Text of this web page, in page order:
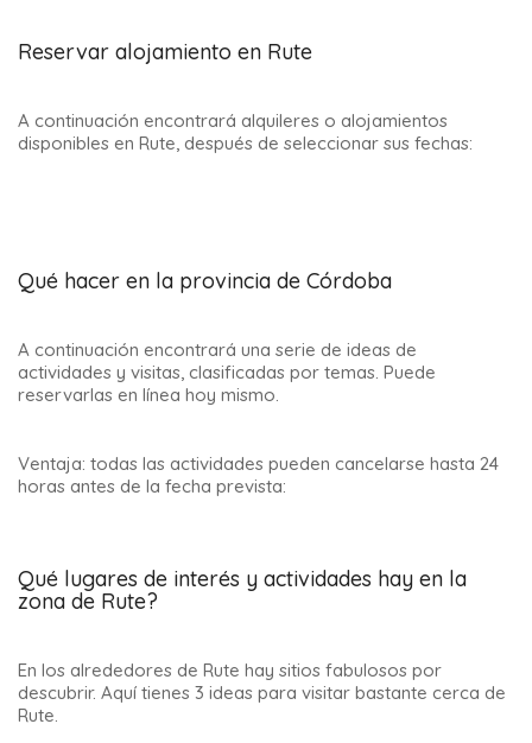
Reservar alojamiento en Rute
A continuación encontrará alquileres o alojamientos
disponibles en Rute, después de seleccionar sus fechas:
Qué hacer en la provincia de Córdoba
A continuación encontrará una serie de ideas de
actividades y visitas, clasificadas por temas. Puede
reservarlas en línea hoy mismo.
Ventaja: todas las actividades pueden cancelarse hasta 24
horas antes de la fecha prevista:
Qué lugares de interés y actividades hay en la
zona de Rute?
En los alrededores de Rute hay sitios fabulosos por
descubrir. Aquí tienes 3 ideas para visitar bastante cerca de
Rute.